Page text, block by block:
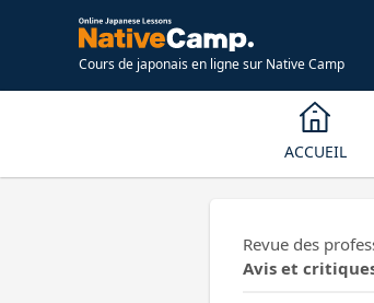
Cours de japonais en ligne sur Native Camp
ACCUEIL
Revue des
Avis et